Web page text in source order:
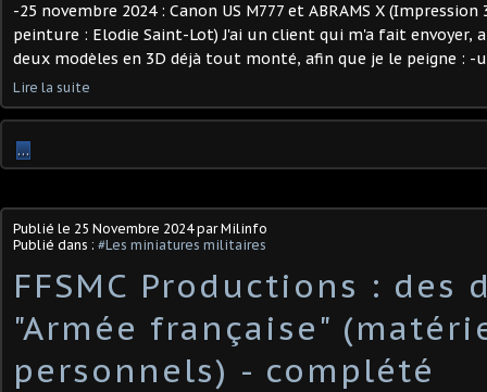
-25 novembre 2024 : Canon US M777 et ABRAMS X
peinture : Elodie Saint-Lot) J'ai un client qui m'a fait envoyer,
deux modèles en 3D déjà tout monté, afin que je le peigne : -
Lire la suite
…
Publié le 25 Novembre 2024par Milinfo
Publié dans : #Les miniatures militaires
FFSMC Productions : des
"Armée française"
personnels) - complété